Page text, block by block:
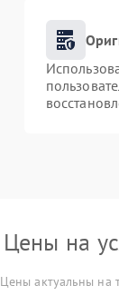
Цены на
Цены актуальны на